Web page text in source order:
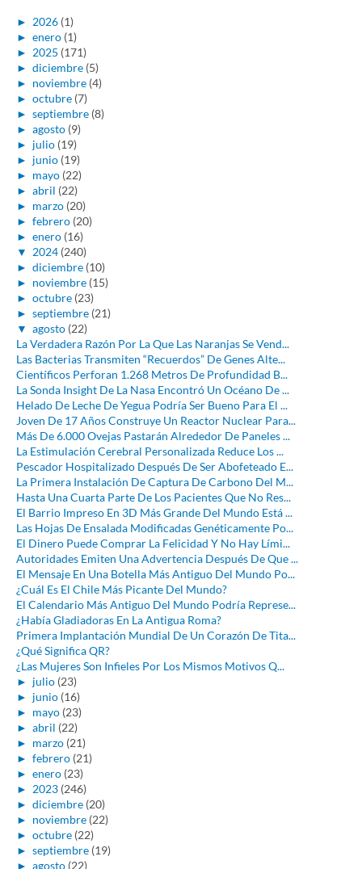
► 2026 (1)
► enero (1)
► 2025 (171)
► diciembre (5)
► noviembre (4)
► octubre (7)
► septiembre (8)
► agosto (9)
► julio (19)
► junio (19)
► mayo (22)
► abril (22)
► marzo (20)
► febrero (20)
► enero (16)
▼ 2024 (240)
► diciembre (10)
► noviembre (15)
► octubre (23)
► septiembre (21)
▼ agosto (22)
La Verdadera Razón Por La Que Las Naranjas Se Vend...
Las Bacterias Transmiten “Recuerdos” De Genes Alte...
Científicos Perforan 1.268 Metros De Profundidad B...
La Sonda Insight De La Nasa Encontró Un Océano De ...
Helado De Leche De Yegua Podría Ser Bueno Para El ...
Joven De 17 Años Construye Un Reactor Nuclear Para...
Más De 6.000 Ovejas Pastarán Alrededor De Paneles ...
La Estimulación Cerebral Personalizada Reduce Los ...
Pescador Hospitalizado Después De Ser Abofeteado E...
La Primera Instalación De Captura De Carbono Del M...
Hasta Una Cuarta Parte De Los Pacientes Que No Res...
El Barrio Impreso En 3D Más Grande Del Mundo Está ...
Las Hojas De Ensalada Modificadas Genéticamente Po...
El Dinero Puede Comprar La Felicidad Y No Hay Lími...
Autoridades Emiten Una Advertencia Después De Que ...
El Mensaje En Una Botella Más Antiguo Del Mundo Po...
¿Cuál Es El Chile Más Picante Del Mundo?
El Calendario Más Antiguo Del Mundo Podría Represe...
¿Había Gladiadoras En La Antigua Roma?
Primera Implantación Mundial De Un Corazón De Tita...
¿Qué Significa QR?
¿Las Mujeres Son Infieles Por Los Mismos Motivos Q...
► julio (23)
► junio (16)
► mayo (23)
► abril (22)
► marzo (21)
► febrero (21)
► enero (23)
► 2023 (246)
► diciembre (20)
► noviembre (22)
► octubre (22)
► septiembre (19)
► agosto (22)